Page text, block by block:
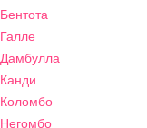
Бентота
Галле
Дамбулла
Канди
Коломбо
Негомбо